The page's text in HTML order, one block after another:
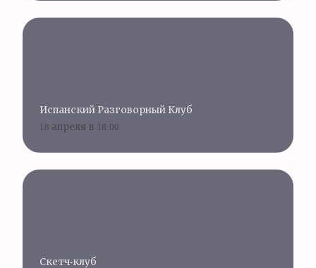
Испанский Разговорный Клуб
18 апреля в 18:00
Скетч-клуб